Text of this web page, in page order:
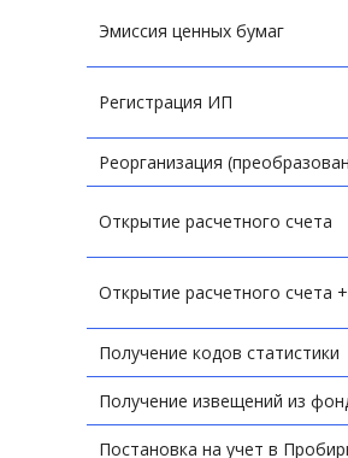
Эмиссия ценных бумаг
Регистрация ИП
Реорганизация
Открытие расчетного счета
Открытие расчетного счета
Получение кодов статистики
Получение извещений из
Постановка на учет в